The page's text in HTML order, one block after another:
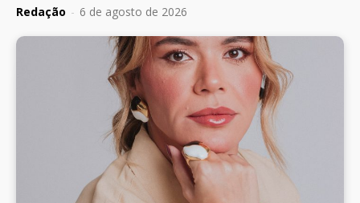
Redação - 6 de agosto de 2026